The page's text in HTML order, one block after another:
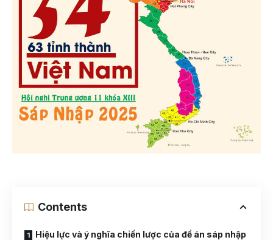
Contents
Hiệu lực và ý nghĩa chiến lược của đề án sáp nhập